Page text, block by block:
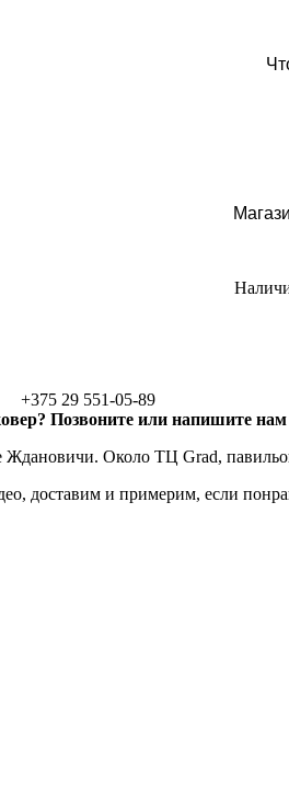
+375 29 551-05-89
Позвоните или напишите нам
Ждановичи. Около ТЦ Grad,
доставим и примерим, если